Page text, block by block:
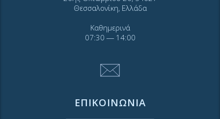
Θεσσαλονίκη, Ελλάδα
Καθημερινά
07:30 ― 14:00
ΕΠΙΚΟΙΝΩΝΙΑ